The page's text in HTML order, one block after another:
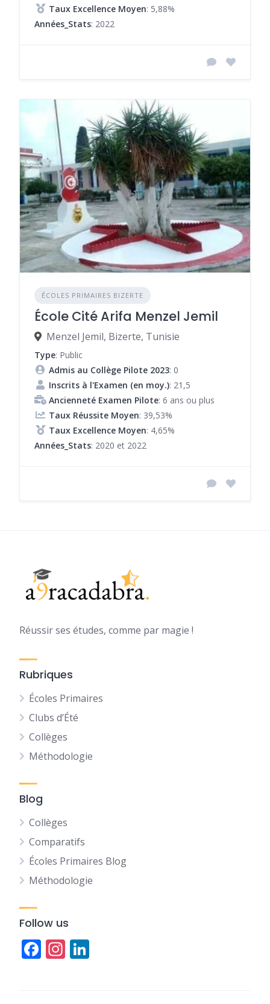
Taux Excellence Moyen: 5,88%
Années_Stats: 2022
ÉCOLES PRIMAIRES BIZERTE
École Cité Arifa Menzel Jemil
Menzel Jemil, Bizerte, Tunisie
Type: Public
Admis au Collège Pilote 2023: 0
Inscrits à l'Examen (en moy.): 21,5
Ancienneté Examen Pilote: 6 ans ou plus
Taux Réussite Moyen: 39,53%
Taux Excellence Moyen: 4,65%
Années_Stats: 2020 et 2022
Réussir ses études, comme par magie !
Rubriques
Écoles Primaires
Clubs d’Été
Collèges
Méthodologie
Blog
Collèges
Comparatifs
Écoles Primaires Blog
Méthodologie
Follow us
Facebook
Instagram